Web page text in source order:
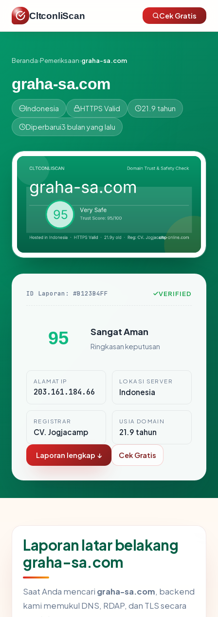
CltconliScan Cek Gratis
Beranda›Pemeriksaan›graha-sa.com
graha-sa.com
Indonesia HTTPS Valid 21.9 tahun
Diperbarui3 bulan yang lalu
ID Laporan: #B123B4FF VERIFIED
95 Sangat Aman
Ringkasan keputusan
ALAMAT IP
203.161.184.66
LOKASI SERVER
Indonesia
REGISTRAR
CV. Jogjacamp
USIA DOMAIN
21.9 tahun
Laporan lengkap ↓ Cek Gratis
Laporan latar belakang
graha-sa.com
Saat Anda mencari graha-sa.com, backend
kami memukul DNS, RDAP, dan TLS secara